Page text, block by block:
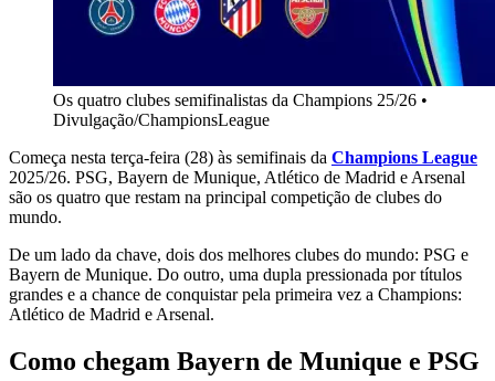
Os quatro clubes semifinalistas da Champions 25/26 •
Divulgação/ChampionsLeague
Começa nesta terça-feira (28) às semifinais da Champions League
2025/26. PSG, Bayern de Munique, Atlético de Madrid e Arsenal
são os quatro que restam na principal competição de clubes do
mundo.
De um lado da chave, dois dos melhores clubes do mundo: PSG e
Bayern de Munique. Do outro, uma dupla pressionada por títulos
grandes e a chance de conquistar pela primeira vez a Champions:
Atlético de Madrid e Arsenal.
Como chegam Bayern de Munique e PSG